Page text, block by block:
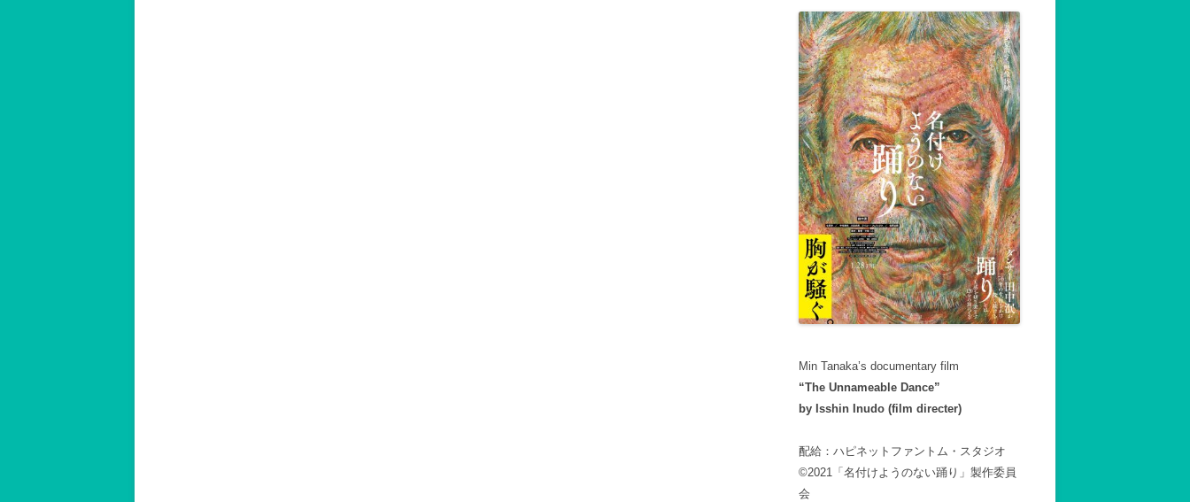
Min Tanaka’s documentary film
“The Unnameable Dance”
by Isshin Inudo (film directer)
配給：ハピネットファントム・スタジオ
©2021「名付けようのない踊り」製作委員
会